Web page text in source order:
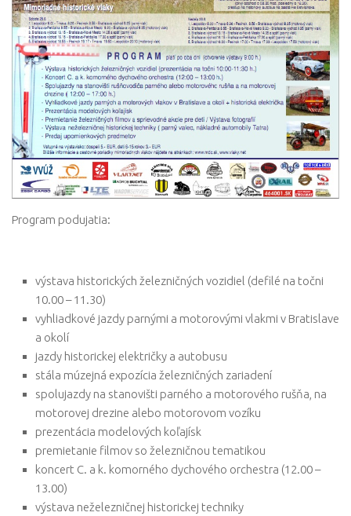
Program podujatia:
výstava historických železničných vozidiel (defilé na točni
10.00 – 11.30)
vyhliadkové jazdy parnými a motorovými vlakmi v Bratislave
a okolí
jazdy historickej električky a autobusu
stála múzejná expozícia železničných zariadení
spolujazdy na stanovišti parného a motorového rušňa, na
motorovej drezine alebo motorovom vozíku
prezentácia modelových koľajísk
premietanie filmov so železničnou tematikou
koncert C. a k. komorného dychového orchestra (12.00 –
13.00)
výstava neželezničnej historickej techniky